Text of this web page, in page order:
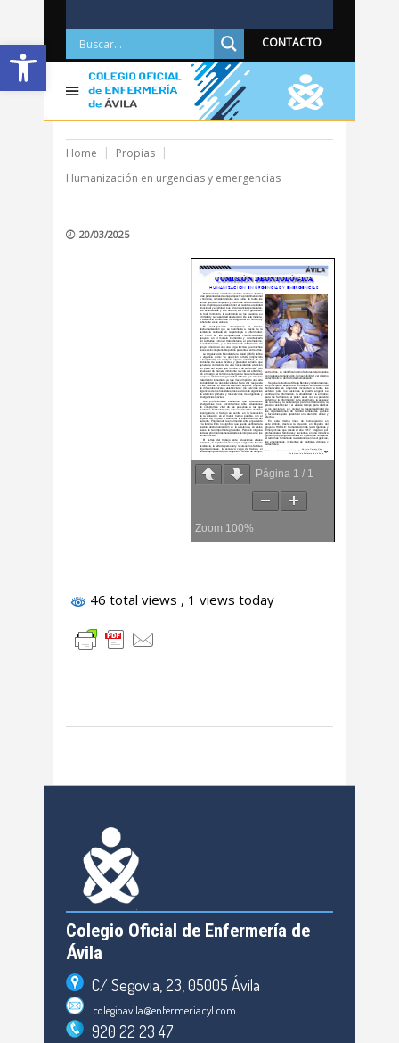
Abrir barra de herramientas CONTACTO
Home
Propias
Humanización en urgencias y emergencias
20/03/2025
Página 1 / 1
Zoom 100%
46 total views , 1 views today
Colegio Oficial de Enfermería de
Ávila
C/ Segovia, 23, 05005 Ávila
colegioavila@enfermeriacyl.com
920 22 23 47